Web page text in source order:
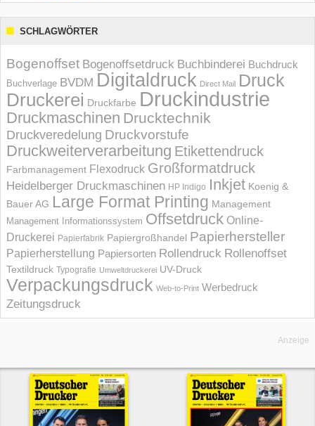
SCHLAGWÖRTER
Bogenoffset Bogenoffsetdruck Buchbinderei Buchdruck
Buchverlage BVDM Digitaldruck Direct Mail Druck
Druckerei Druckfarbe Druckindustrie
Druckmaschinen Drucktechnik
Druckveredelung Druckvorstufe
Druckweiterverarbeitung Etikettendruck
Farbmanagement Flexodruck Großformatdruck
Heidelberger Druckmaschinen HP Indigo Inkjet Koenig &
Bauer AG Large Format Printing Management
Management Informations­system Offsetdruck Online-
Druckerei Papierfabrik Papiergroßhandel Papierhersteller
Papierherstellung Papiersorten Rollendruck Rollenoffset
Textildruck Typografie Umweltdruckerei UV-Druck
Verpackungsdruck Web-to-Print Werbedruck
Zeitungsdruck
Anzeige